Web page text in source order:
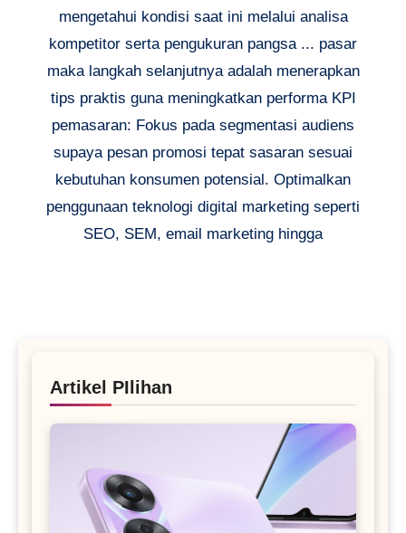
mengetahui kondisi saat ini melalui analisa
kompetitor serta pengukuran pangsa ... pasar
maka langkah selanjutnya adalah menerapkan
tips praktis guna meningkatkan performa KPI
pemasaran: Fokus pada segmentasi audiens
supaya pesan promosi tepat sasaran sesuai
kebutuhan konsumen potensial. Optimalkan
penggunaan teknologi digital marketing seperti
SEO, SEM, email marketing hingga
Artikel PIlihan